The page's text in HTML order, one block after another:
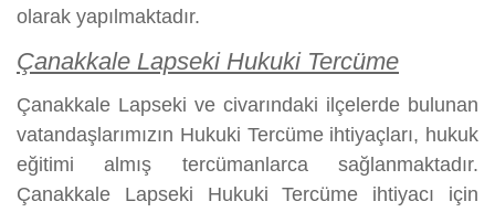
olarak yapılmaktadır.
Çanakkale Lapseki Hukuki Tercüme
Çanakkale Lapseki ve civarındaki ilçelerde bulunan
vatandaşlarımızın Hukuki Tercüme ihtiyaçları, hukuk
eğitimi almış tercümanlarca sağlanmaktadır.
Çanakkale Lapseki Hukuki Tercüme ihtiyacı için